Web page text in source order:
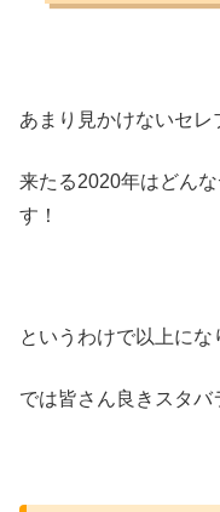
あまり見かけないセ
来たる2020年はどん
す！
というわけで以上にな
では皆さん良きスタバ